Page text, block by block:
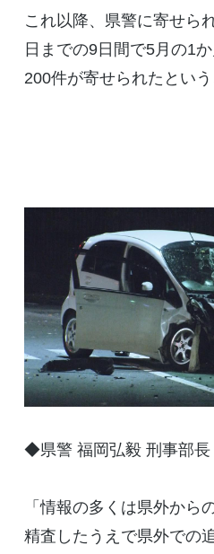
これ以降、県警に寄せら
日までの9日間で5月の1
200件が寄せられたという
◆県警 福岡弘毅 刑事部長
「情報の多くは県外から
精査したうえで県外での